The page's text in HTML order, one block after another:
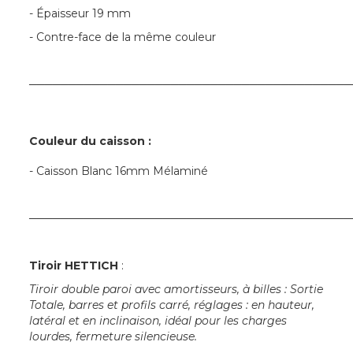
- Épaisseur 19 mm
- Contre-face de la même couleur
Couleur du caisson :
- Caisson Blanc 16mm Mélaminé
Tiroir HETTICH :
Tiroir double paroi avec amortisseurs, à billes : Sortie
Totale, barres et profils carré, réglages : en hauteur,
latéral et en inclinaison, idéal pour les charges
lourdes, fermeture silencieuse.